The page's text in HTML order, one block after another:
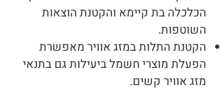
הכלכלה בת קיימא והקטנת הוצאות
השוטפות.
הקטנת התלות במזג אוויר מאפשרת
הפעלת מוצרי חשמל ביעילות גם בתנאי
מזג אוויר קשים.